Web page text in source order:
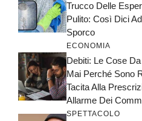
Trucco Delle
Pulito: Così Dici
Sporco
ECONOMIA
Debiti: Le Cose
Mai Perché Sono
Tacita Alla
Allarme Dei
SPETTACOLO